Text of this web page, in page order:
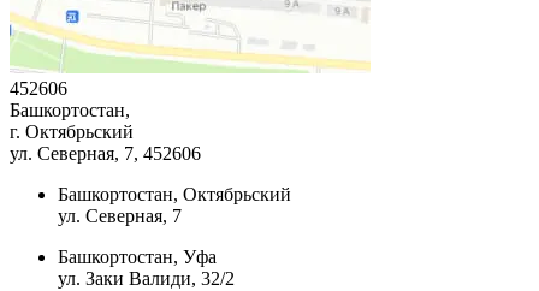
452606
Башкортостан,
г. Октябрьский
ул. Северная, 7, 452606
Башкортостан, Октябрьский
ул. Северная, 7
Башкортостан, Уфа
ул. Заки Валиди, 32/2